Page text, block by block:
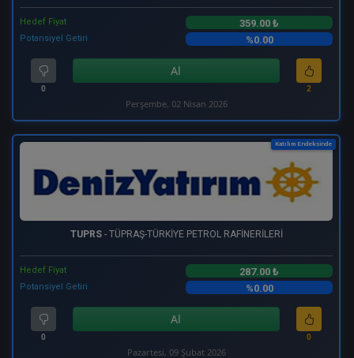
Hedef Fiyat 359.00 ₺
Potansiyel Getiri %0.00
0
Al
2
Perşembe, 02 Nisan 2026
Katılım Endeksinde
TUPRS- TÜPRAŞ-TÜRKİYE PETROL RAFİNERİLERİ
Hedef Fiyat 287.00 ₺
Potansiyel Getiri %0.00
0
Al
0
Pazartesi, 09 Şubat 2026